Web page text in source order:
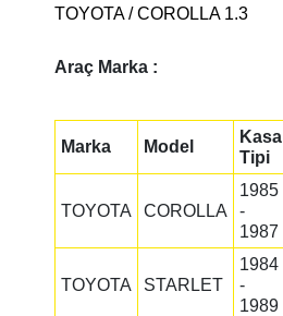
TOYOTA / COROLLA 1.3
Araç Marka :
Marka Model
Kasa
Tipi
TOYOTA COROLLA
1985
-
1987
TOYOTA STARLET
1984
-
1989